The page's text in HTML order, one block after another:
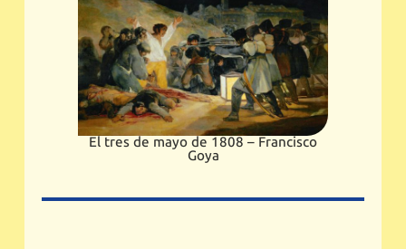
El tres de mayo de 1808 – Francisco
Goya